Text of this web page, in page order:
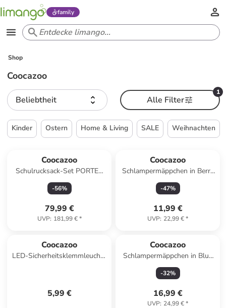
family
Shop
Coocazoo
Beliebtheit
1
Alle Filter
Kinder Ostern Home & Living SALE Weihnachten
Coocazoo
Schulrucksack-Set PORTER
"Berry Bubbles" 2-tlg. in Lila
-56%
79,99 €
UVP: 181,99 €*
Coocazoo
Schlampermäppchen in Berry
Bubbles
-47%
11,99 €
UVP: 22,99 €*
Coocazoo
LED-Sicherheitsklemmleuchte
5,99 €
Coocazoo
Schlampermäppchen in Blue
Motion
-32%
16,99 €
UVP: 24,99 €*